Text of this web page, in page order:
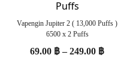
Vapengin Jupiter 2 ( 13,000 Puffs )
6500 x 2 Puffs
69.00 ฿–249.00 ฿